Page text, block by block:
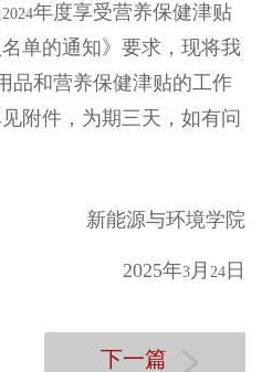
2024年度享受营养保健津贴
单的通知》要求，现将我
品和营养保健津贴的工作
附件，为期三天，如有问
新能源与环境学院
2025年3 月 24 日
下一篇